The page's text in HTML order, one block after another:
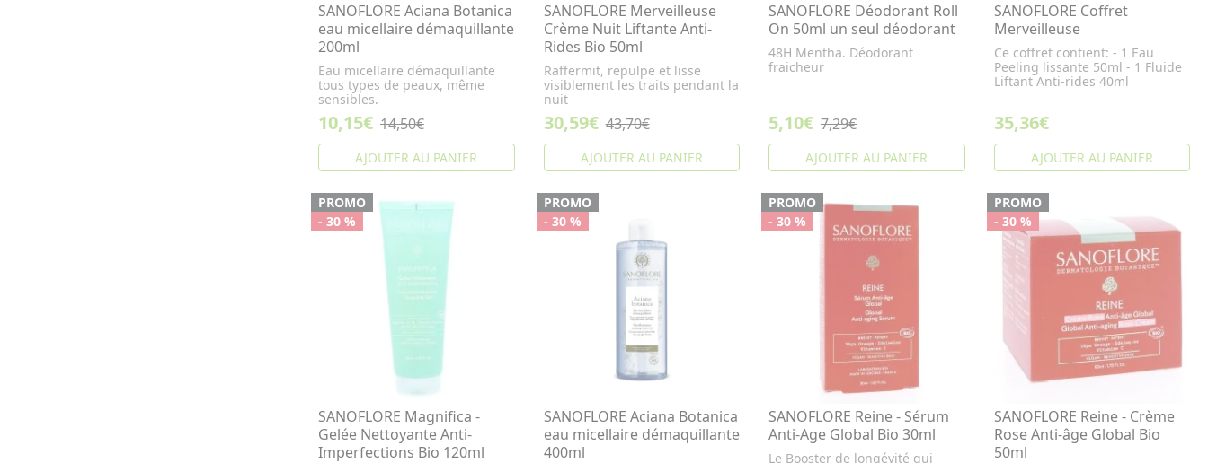
SANOFLORE Aciana Botanica
eau micellaire démaquillante
200ml
Eau micellaire démaquillante
tous types de peaux, même
sensibles.
10,15€ 14,50€
AJOUTER AU PANIER
SANOFLORE Merveilleuse
Crème Nuit Liftante Anti-
Rides Bio 50ml
Raffermit, repulpe et lisse
visiblement les traits pendant la
nuit
30,59€ 43,70€
AJOUTER AU PANIER
SANOFLORE Déodorant Roll
On 50ml un seul déodorant
48H Mentha. Déodorant
fraicheur
5,10€ 7,29€
AJOUTER AU PANIER
SANOFLORE Coffret
Merveilleuse
Ce coffret contient: - 1 Eau
Peeling lissante 50ml - 1 Fluide
Liftant Anti-rides 40ml
35,36€
AJOUTER AU PANIER
PROMO
- 30 %
SANOFLORE Magnifica -
Gelée Nettoyante Anti-
Imperfections Bio 120ml
PROMO
- 30 %
SANOFLORE Aciana Botanica
eau micellaire démaquillante
400ml
PROMO
- 30 %
SANOFLORE Reine - Sérum
Anti-Age Global Bio 30ml
Le Booster de longévité qui
PROMO
- 30 %
SANOFLORE Reine - Crème
Rose Anti-âge Global Bio
50ml